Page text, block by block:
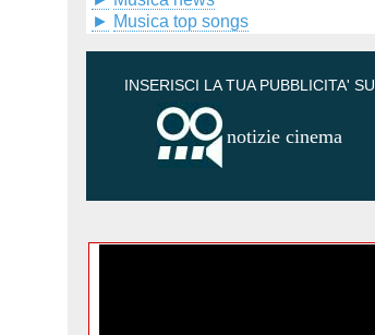
► Musica top songs
INSERISCI LA TUA PUBBLICITA' SU
notizie cinema